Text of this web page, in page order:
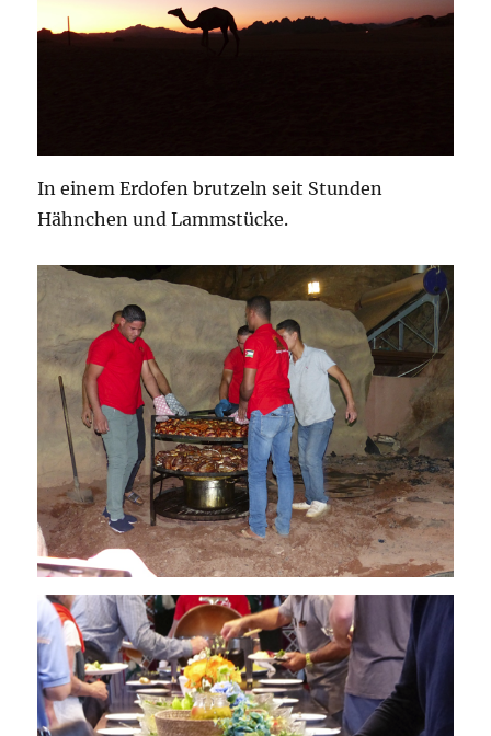
In einem Erdofen brutzeln seit Stunden
Hähnchen und Lammstücke.